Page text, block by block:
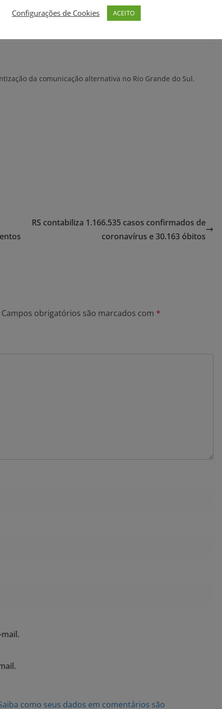
Capital Estadual dos Eventos do Tradicionalismo Gaúcho.
da comunicação alternativa no Rio Grande do Sul.
RS contabiliza 1.166.535 casos confirmados de
coronavírus e 30.163 óbitos
Campos obrigatórios são marcados com *
como seus dados em comentários são
Configurações de Cookies
ACEITO